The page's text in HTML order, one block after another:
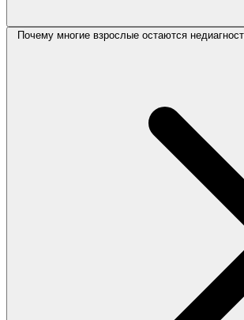
Почему многие взрослые остаются